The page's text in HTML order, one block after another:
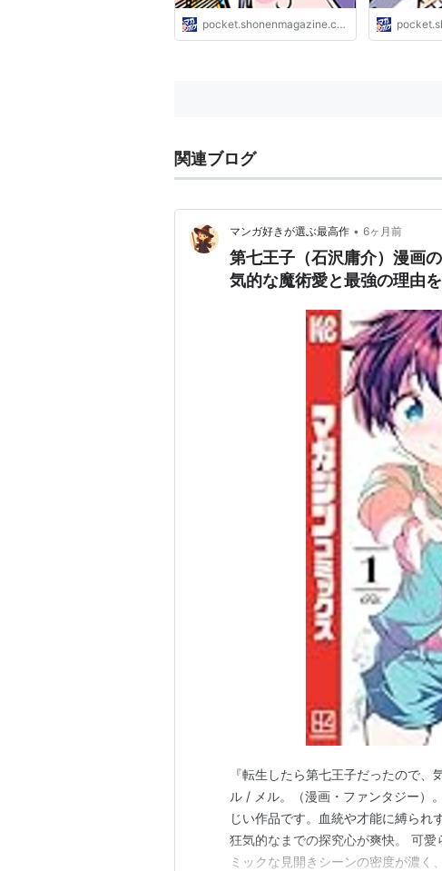
pocket.shonenmagazine.com
関連ブログ
マンガ好きが選ぶ最高作 • 6ヶ月前
第七王子（石沢庸介）漫画
気的な魔術愛と最強の理由を
『転生したら第七王子だったので
ル / メル。（漫画・ファンタジー）
じい作品です。血統や才能に縛られ
狂気的なまでの探究心が爽快。 可
ミックな見開きシーンの密度が濃く